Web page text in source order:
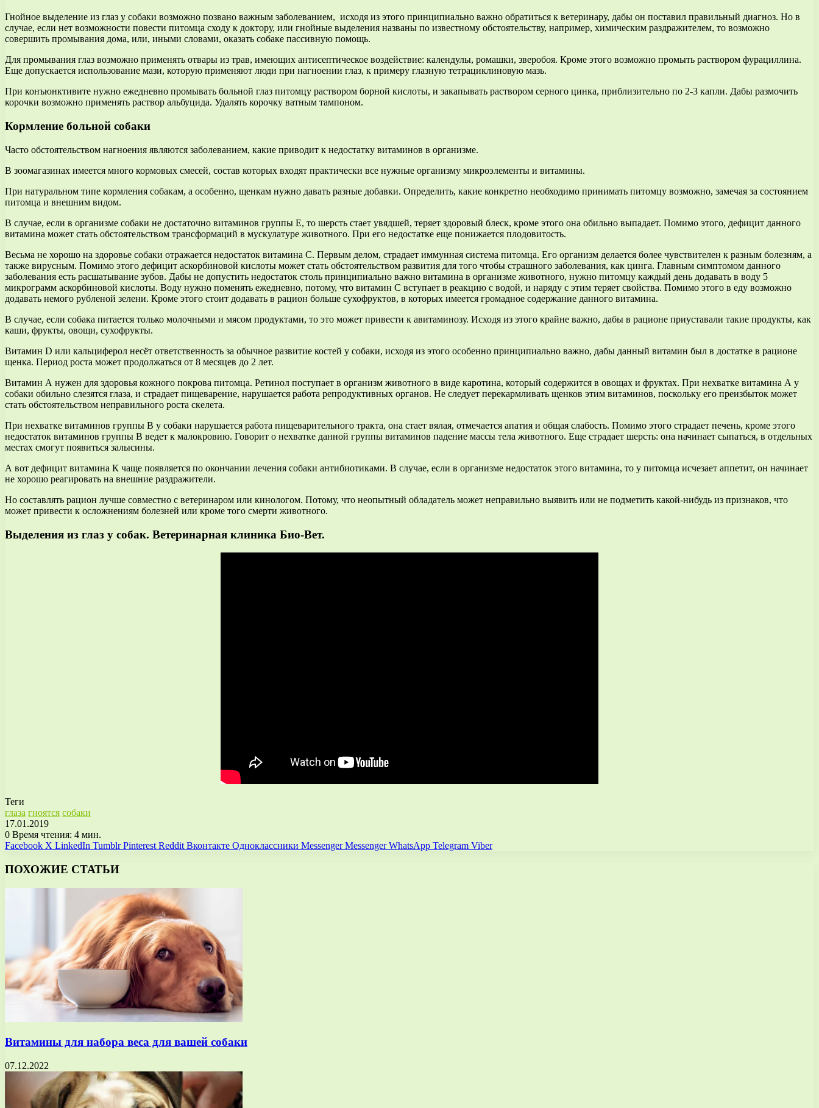
Гнойное выделение из глаз у собаки возможно позвано важным заболеванием, исходя из этого принципиально важно обратиться к ветеринару, дабы он поставил правильный диагноз. Но в
случае, если нет возможности повести питомца сходу к доктору, или гнойные выделения названы по известному обстоятельству, например, химическим раздражителем, то возможно
совершить промывания дома, или, иными словами, оказать собаке пассивную помощь.
Для промывания глаз возможно применять отвары из трав, имеющих антисептическое воздействие: календулы, ромашки, зверобоя. Кроме этого возможно промыть раствором фурациллина.
Еще допускается использование мази, которую применяют люди при нагноении глаз, к примеру глазную тетрациклиновую мазь.
При конъюнктивите нужно ежедневно промывать больной глаз питомцу раствором борной кислоты, и закапывать раствором серного цинка, приблизительно по 2-3 капли. Дабы размочить
корочки возможно применять раствор альбуцида. Удалять корочку ватным тампоном.
Кормление больной собаки
Часто обстоятельством нагноения являются заболеванием, какие приводит к недостатку витаминов в организме.
В зоомагазинах имеется много кормовых смесей, состав которых входят практически все нужные организму микроэлементы и витамины.
При натуральном типе кормления собакам, а особенно, щенкам нужно давать разные добавки. Определить, какие конкретно необходимо принимать питомцу возможно, замечая за состоянием
питомца и внешним видом.
В случае, если в организме собаки не достаточно витаминов группы Е, то шерсть стает увядшей, теряет здоровый блеск, кроме этого она обильно выпадает. Помимо этого, дефицит данного
витамина может стать обстоятельством трансформаций в мускулатуре животного. При его недостатке еще понижается плодовитость.
Весьма не хорошо на здоровье собаки отражается недостаток витамина С. Первым делом, страдает иммунная система питомца. Его организм делается более чувствителен к разным болезням, а
также вирусным. Помимо этого дефицит аскорбиновой кислоты может стать обстоятельством развития для того чтобы страшного заболевания, как цинга. Главным симптомом данного
заболевания есть расшатывание зубов. Дабы не допустить недостаток столь принципиально важно витамина в организме животного, нужно питомцу каждый день додавать в воду 5
микрограмм аскорбиновой кислоты. Воду нужно поменять ежедневно, потому, что витамин С вступает в реакцию с водой, и наряду с этим теряет свойства. Помимо этого в еду возможно
додавать немого рубленой зелени. Кроме этого стоит додавать в рацион больше сухофруктов, в которых имеется громадное содержание данного витамина.
В случае, если собака питается только молочными и мясом продуктами, то это может привести к авитаминозу. Исходя из этого крайне важно, дабы в рационе приуставали такие продукты, как
каши, фрукты, овощи, сухофрукты.
Витамин D или кальциферол несёт ответственность за обычное развитие костей у собаки, исходя из этого особенно принципиально важно, дабы данный витамин был в достатке в рационе
щенка. Период роста может продолжаться от 8 месяцев до 2 лет.
Витамин А нужен для здоровья кожного покрова питомца. Ретинол поступает в организм животного в виде каротина, который содержится в овощах и фруктах. При нехватке витамина А у
собаки обильно слезятся глаза, и страдает пищеварение, нарушается работа репродуктивных органов. Не следует перекармливать щенков этим витаминов, поскольку его преизбыток может
стать обстоятельством неправильного роста скелета.
При нехватке витаминов группы В у собаки нарушается работа пищеварительного тракта, она стает вялая, отмечается апатия и общая слабость. Помимо этого страдает печень, кроме этого
недостаток витаминов группы В ведет к малокровию. Говорит о нехватке данной группы витаминов падение массы тела животного. Еще страдает шерсть: она начинает сыпаться, в отдельных
местах смогут появиться залысины.
А вот дефицит витамина К чаще появляется по окончании лечения собаки антибиотиками. В случае, если в организме недостаток этого витамина, то у питомца исчезает аппетит, он начинает
не хорошо реагировать на внешние раздражители.
Но составлять рацион лучше совместно с ветеринаром или кинологом. Потому, что неопытный обладатель может неправильно выявить или не подметить какой-нибудь из признаков, что
может привести к осложнениям болезней или кроме того смерти животного.
Выделения из глаз у собак. Ветеринарная клиника Био-Вет.
Теги
глаза гноятся собаки
17.01.2019
0 Время чтения: 4 мин.
Facebook X LinkedIn Tumblr Pinterest Reddit Вконтакте Одноклассники Messenger Messenger WhatsApp Telegram Viber
ПОХОЖИЕ СТАТЬИ
Витамины для набора веса для вашей собаки
07.12.2022